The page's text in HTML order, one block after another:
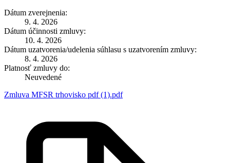
Dátum zverejnenia:
9. 4. 2026
Dátum účinnosti zmluvy:
10. 4. 2026
Dátum uzatvorenia/udelenia súhlasu s uzatvorením zmluvy:
8. 4. 2026
Platnosť zmluvy do:
Neuvedené
Zmluva MFSR trhovisko pdf (1).pdf